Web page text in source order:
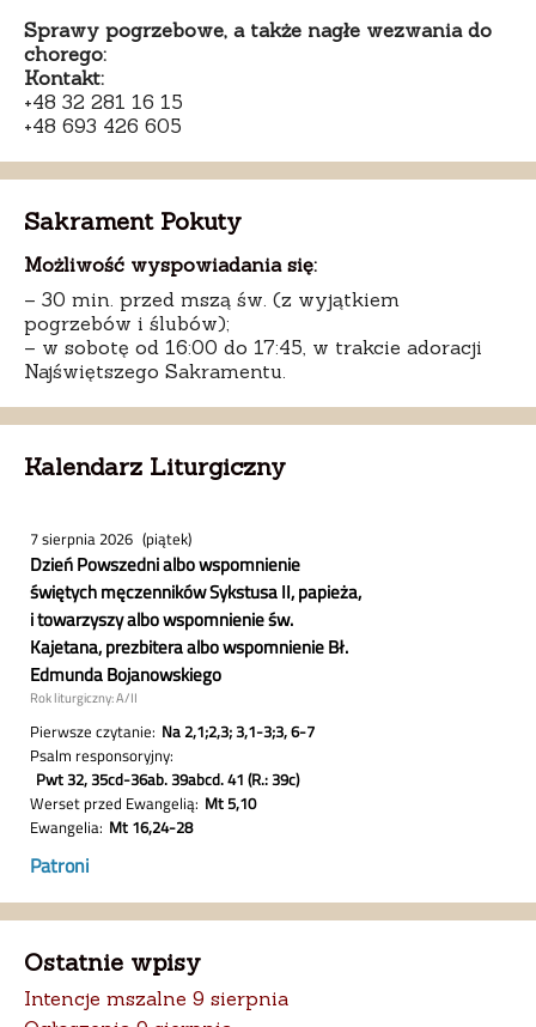
Sprawy pogrzebowe, a także nagłe wezwania do
chorego:
Kontakt:
+48 32 281 16 15
+48 693 426 605
Sakrament Pokuty
Możliwość wyspowiadania się:
– 30 min. przed mszą św. (z wyjątkiem
pogrzebów i ślubów);
– w sobotę od 16:00 do 17:45, w trakcie adoracji
Najświętszego Sakramentu.
Kalendarz Liturgiczny
Ostatnie wpisy
Intencje mszalne 9 sierpnia